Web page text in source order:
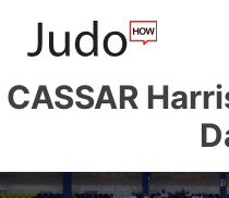
CASSAR